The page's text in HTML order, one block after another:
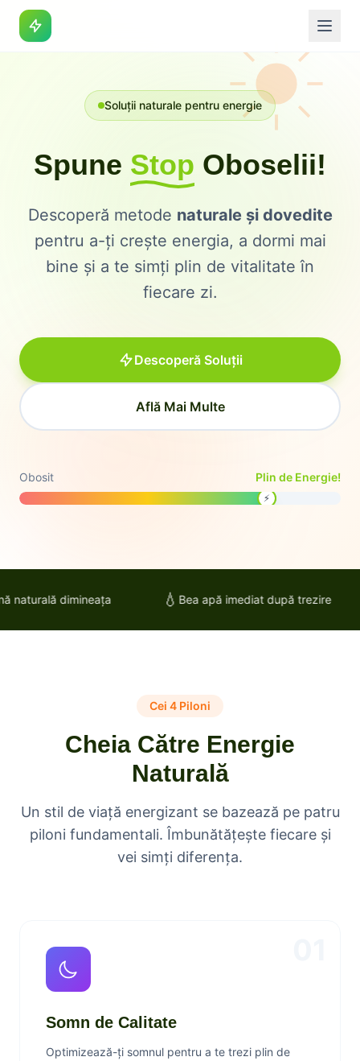
Soluții naturale pentru energie
Spune Stop Oboselii!
Descoperă metode naturale și dovedite
pentru a-ți crește energia, a dormi mai
bine și a te simți plin de vitalitate în
fiecare zi.
Descoperă Soluții
Află Mai Multe
Obosit Plin de Energie!
⚡
naturală dimineața 💧Bea apă imediat după trezire
Cei 4 Piloni
Cheia Către Energie
Naturală
Un stil de viață energizant se bazează pe patru
piloni fundamentali. Îmbunătățește fiecare și
vei simți diferența.
Somn de Calitate
Optimizează-ți somnul pentru a te trezi plin de